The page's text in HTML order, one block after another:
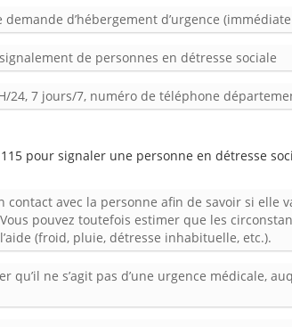
demande d’hébergement d’urgence
de personnes en détresse sociale
24, 7 jours/7, numéro de téléphone
pour signaler une personne en détresse
contact avec la personne afin de savoir si elle
pouvez toutefois estimer que les
(froid, pluie, détresse inhabituelle, etc.).
qu’il ne s’agit pas d’une urgence médicale,